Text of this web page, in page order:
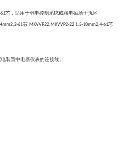
芯，适用于弱电控制系统或强电磁场干扰区
61芯 MKVVP22,MKVVP2-22 1.5-10mm2,4-61芯
装置中电器仪表的连接线。